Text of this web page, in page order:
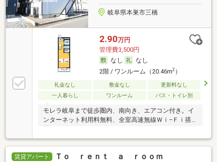
岐阜県本巣市三橋
2.90万円
管理費3,500円
なし
なし
2階 / ワンルーム（20.46m2）
礼金なし 敷金なし
更新料なし
一人暮らし
ワンルーム バス・トイレ別
モレラ岐阜まで徒歩圏内、南向き、エアコン付き。イ
ンターネット利用料無料、全室高速無線Ｗｉ−Ｆｉ搭
賃貸アパート Ｔｏ ｒｅｎｔ ａ ｒｏｏｍ